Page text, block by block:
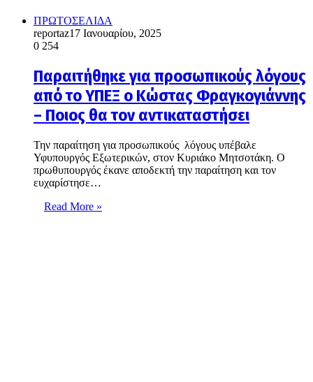
ΠΡΩΤΟΣΕΛΙΔΑ
reportaz17 Ιανουαρίου, 2025
0 254
Παραιτήθηκε για προσωπικούς λόγους
από το ΥΠΕΞ ο Κώστας Φραγκογιάννης
– Ποιος θα τον αντικαταστήσει
Την παραίτηση για προσωπικούς λόγους υπέβαλε
Υφυπουργός Εξωτερικών, στον Κυριάκο Μητσοτάκη. Ο
πρωθυπουργός έκανε αποδεκτή την παραίτηση και τον
ευχαρίστησε…
Read More »